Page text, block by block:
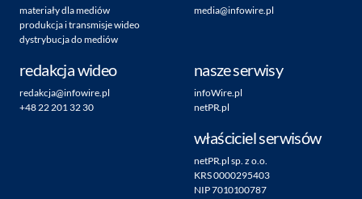
materiały dla mediów
produkcja i transmisje wideo
dystrybucja do mediów
media@infowire.pl
redakcja wideo
redakcja@infowire.pl
+48 22 201 32 30
nasze serwisy
infoWire.pl
netPR.pl
właściciel serwisów
netPR.pl sp. z o.o.
KRS 0000295403
NIP 7010100787